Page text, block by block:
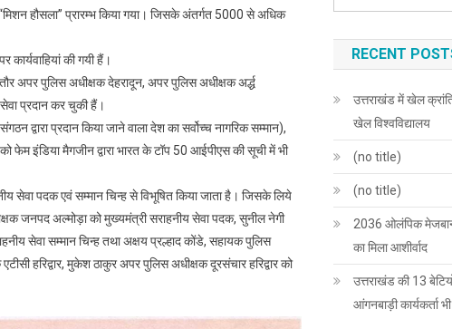
हौसला” प्रारम्भ किया गया। जिसके अंतर्गत 5000 से अधिक
की गयी हैं।
अपर पुलिस अधीक्षक देहरादून, अपर पुलिस अधीक्षक अर्द्ध
प्रदान कर चुकी हैं।
प्रदान किया जाने वाला देश का सर्वोच्च नागरिक सम्मान),
फेम इंडिया मैगजीन द्वारा भारत के टॉप 50 आईपीएस की सूची में भी
सेवा पदक एवं सम्मान चिन्ह से विभूषित किया जाता है। जिसके लिये
जनपद अल्मोड़ा को मुख्यमंत्री सराहनीय सेवा पदक, सुनील नेगी
सेवा सम्मान चिन्ह तथा अक्षय प्रल्हाद कोंडे, सहायक पुलिस
हरिद्वार, मुकेश ठाकुर अपर पुलिस अधीक्षक दूरसंचार हरिद्वार को
RECENT
उत्तराखंड में खेल
खेल विश्वविद्यालय
(no title)
(no title)
2036 ओलंपिक
का मिला आशीर्वाद
उत्तराखंड की 13
आंगनबाड़ी कार्यकर्ता